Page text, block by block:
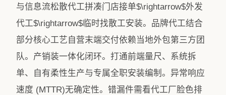
与信息流松散代工拼凑门店接单$\rightarrow$外发
代工$\rightarrow$临时找散工安装。品牌代工结合
部分核心工艺自营末端交付依赖当地外包第三方团
队。​产销装一体化闭环​。打通前端量尺、系统拆
单、自有柔性生产与专属全职安装编制。异常响应
速度 (MTTR)​无确定性​。错漏件需看代工厂脸色排